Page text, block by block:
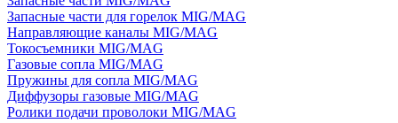
Запасные части для горелок MIG/MAG
Направляющие каналы MIG/MAG
Токосъемники MIG/MAG
Газовые сопла MIG/MAG
Пружины для сопла MIG/MAG
Диффузоры газовые MIG/MAG
Ролики подачи проволоки MIG/MAG